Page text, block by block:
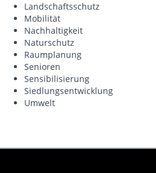
Landschaftsschutz
Mobilität
Nachhaltigkeit
Naturschutz
Raumplanung
Senioren
Sensibilisierung
Siedlungsentwicklung
Umwelt